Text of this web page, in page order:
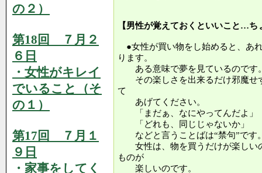
の２）
第18回 ７月２
６日
・女性がキレイ
でいること（そ
の１）
第17回 ７月１
９日
・家事をしてく
【男性が覚えておくといいこと…ち
●女性が買い物をし始めると、あ
ります。
ある意味で夢を見ているのです
その楽しさを出来るだけ邪魔せ
て
あげてください。
「まだぁ、なにやってんだよ」
「どれも、同じじゃないか」
などと言うことばは“禁句”です
女性は、物を買うだけが楽しい
ものが
楽しいのです。